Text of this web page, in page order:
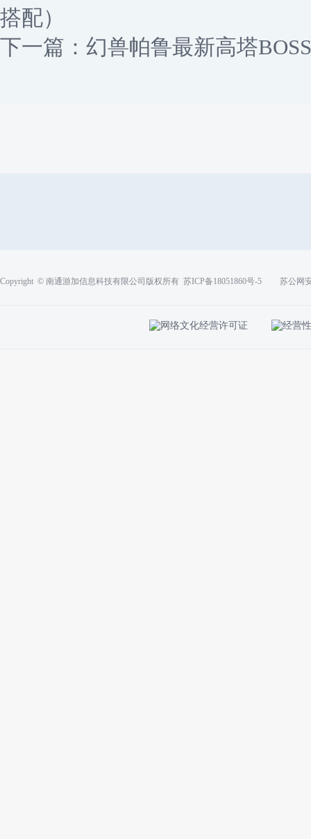
搭配）
下一篇： 幻兽帕鲁最新高塔
Copyright © 南通游加信息科技有限公司版权所有 苏ICP备18051860号-5 苏公网